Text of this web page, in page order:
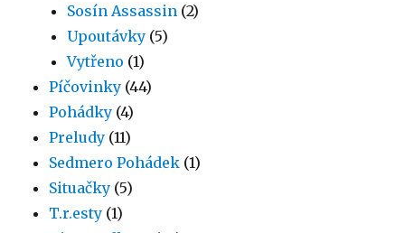
Sosín Assassin (2)
Upoutávky (5)
Vytřeno (1)
Píčovinky (44)
Pohádky (4)
Preludy (11)
Sedmero Pohádek (1)
Situačky (5)
T.r.esty (1)